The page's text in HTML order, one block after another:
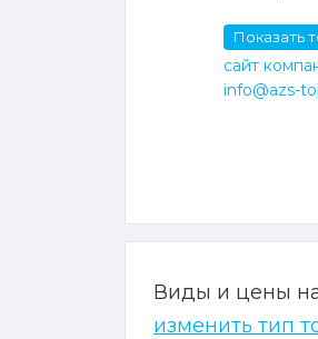
Показать
сайт
info@azs-
Виды и цены на
изменить тип